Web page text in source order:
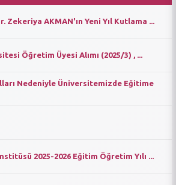
Zekeriya AKMAN'ın Yeni Yıl Kutlama ...
Öğretim Üyesi Alımı (2025/3) , ...
Nedeniyle Üniversitemizde Eğitime
2025-2026 Eğitim Öğretim Yılı ...